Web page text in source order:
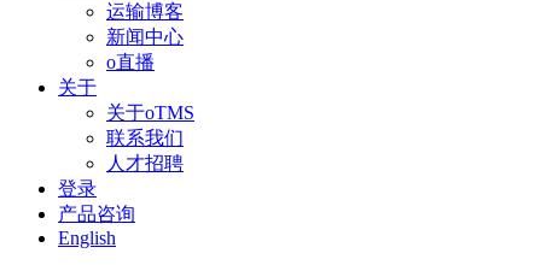
运输博客
新闻中心
o直播
关于
关于oTMS
联系我们
人才招聘
登录
产品咨询
English